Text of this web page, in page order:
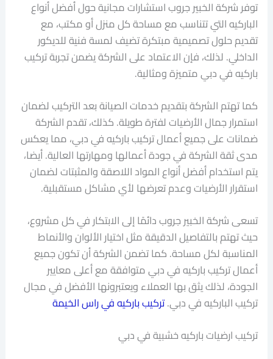
توفر شركة الخبير جروب استشارات مجانية حول أفضل أنواع
الباركيه التي تتناسب مع مساحة كل منزل أو مكتب، مع
تقديم حلول تصميمية مبتكرة تضيف لمسة فنية للديكور
الداخلي. لذلك، فإن الاعتماد على الشركة يضمن تجربة تركيب
باركيه في دبي متميزة ومثالية.
كما تهتم الشركة بتقديم خدمات الصيانة بعد التركيب لضمان
استمرار جمال الأرضيات لفترة طويلة. كذلك، تقدم الشركة
ضمانات على جميع أعمال تركيب باركيه في دبي، مما يعكس
مدى ثقة الشركة في جودة أعمالها ومهارتها العالية. أيضا،
يتم استخدام أفضل أنواع المواد اللاصقة والمثبتات لضمان
استقرار الأرضيات وعدم تعرضها لأي مشاكل مستقبلية.
تسعى شركة الخبير جروب دائمًا إلى الابتكار في كل مشروع،
حيث تهتم بالتفاصيل الدقيقة مثل اختيار الألوان والأنماط
المناسبة لكل مساحة. كما تضمن الشركة أن تكون جميع
أعمال تركيب باركيه في دبي متوافقة مع أعلى معايير
الجودة، لذلك يثق بها العملاء ويعتبرونها الأفضل في مجال
تركيب الباركيه في دبي.تركيب باركيه في راس الخيمة
تركيب ارضيات باركيه خشبية في دبي